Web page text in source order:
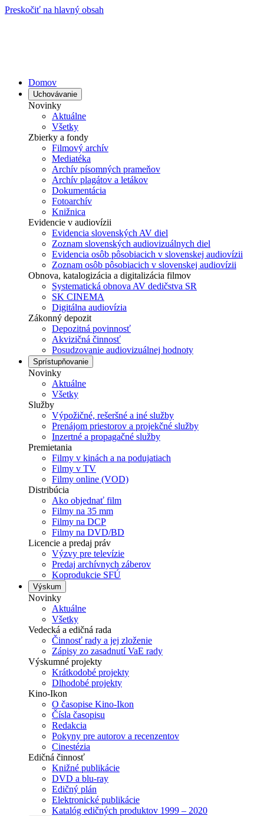
Preskočiť na hlavný obsah
Domov
Uchovávanie
Novinky
Aktuálne
Všetky
Zbierky a fondy
Filmový archív
Mediatéka
Archív písomných prameňov
Archív plagátov a letákov
Dokumentácia
Fotoarchív
Knižnica
Evidencie v audiovízii
Evidencia slovenských AV diel
Zoznam slovenských audiovizuálnych diel
Evidencia osôb pôsobiacich v slovenskej audiovízii
Zoznam osôb pôsobiacich v slovenskej audiovízii
Obnova, katalogizácia a digitalizácia filmov
Systematická obnova AV dedičstva SR
SK CINEMA
Digitálna audiovízia
Zákonný depozit
Depozitná povinnosť
Akvizičná činnosť
Posudzovanie audiovizuálnej hodnoty
Sprístupňovanie
Novinky
Aktuálne
Všetky
Služby
Výpožičné, rešeršné a iné služby
Prenájom priestorov a projekčné služby
Inzertné a propagačné služby
Premietania
Filmy v kinách a na podujatiach
Filmy v TV
Filmy online (VOD)
Distribúcia
Ako objednať film
Filmy na 35 mm
Filmy na DCP
Filmy na DVD/BD
Licencie a predaj práv
Výzvy pre televízie
Predaj archívnych záberov
Koprodukcie SFÚ
Výskum
Novinky
Aktuálne
Všetky
Vedecká a edičná rada
Činnosť rady a jej zloženie
Zápisy zo zasadnutí VaE rady
Výskumné projekty
Krátkodobé projekty
Dlhodobé projekty
Kino-Ikon
O časopise Kino-Ikon
Čísla časopisu
Redakcia
Pokyny pre autorov a recenzentov
Cinestézia
Edičná činnosť
Knižné publikácie
DVD a blu-ray
Edičný plán
Elektronické publikácie
Katalóg edičných produktov 1999 – 2020